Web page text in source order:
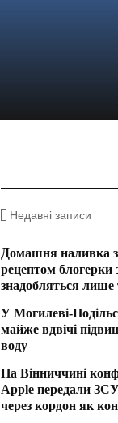
Недавні записи
Домашня наливка з
рецептом блогерки
знадобляться лише
У Могилеві-
майже вдвічі
воду
На Вінниччині
Apple передали
через кордон як